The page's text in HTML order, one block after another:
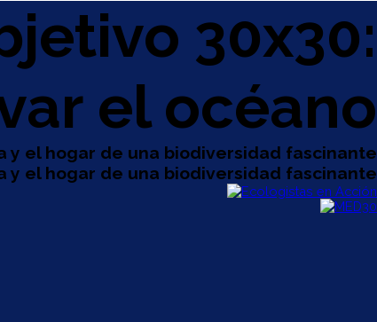
30x30:
el océano
el hogar de una biodiversidad fascinante
el hogar de una biodiversidad fascinante